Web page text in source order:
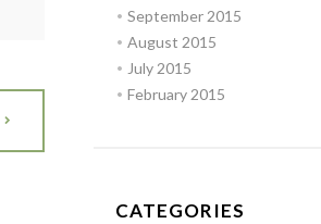
September 2015
August 2015
July 2015
February 2015
CATEGORIES